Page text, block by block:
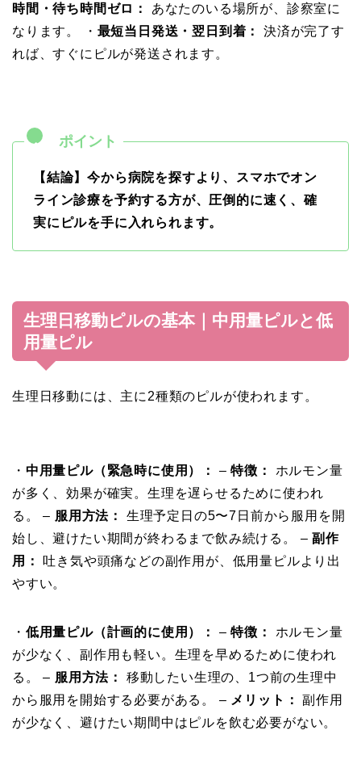
時間・待ち時間ゼロ：
あなたのいる場所が、診察室に
なります。 ・ 最短当日発送・翌日到着：
決済が完了す
れば、すぐにピルが発送されます。
【結論】今から病院を探すより、スマホでオン
ライン診療を予約する方が、圧倒的に速く、確
実にピルを手に入れられます。
生理日移動ピルの基本｜中用量ピルと低
用量ピル
生理日移動には、主に2種類のピルが使われます。
・ 中用量ピル（緊急時に使用）： –特徴：
ホルモン量
が多く、効果が確実。生理を遅らせるために使われ
る。 – 服用方法：
生理予定日の5〜7日前から服用を開
始し、避けたい期間が終わるまで飲み続ける。 –副作
用：
吐き気や頭痛などの副作用が、低用量ピルより出
やすい。
・ 低用量ピル（計画的に使用）： –特徴：
ホルモン量
が少なく、副作用も軽い。生理を早めるために使われ
る。 – 服用方法：
移動したい生理の、1つ前の生理中
から服用を開始する必要がある。 – メリット：
副作用
が少なく、避けたい期間中はピルを飲む必要がない。